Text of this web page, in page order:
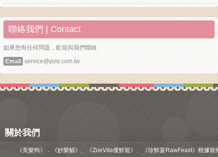
聯絡我們 | Contact
如果您有任何問題，歡迎與我們聯絡
Email
service@yois.com.tw
關於我們
《美樂狗》．《妙樂貓》、《ZoeVita優鮮寵》、《珍鮮宴RawFeast》根據寵